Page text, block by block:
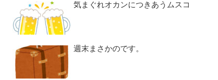
気まぐれオカンにつきあうムスコ
週末まさかのです。